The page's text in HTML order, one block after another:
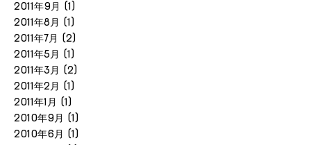
2011年9月 (1)
2011年8月 (1)
2011年7月 (2)
2011年5月 (1)
2011年3月 (2)
2011年2月 (1)
2011年1月 (1)
2010年9月 (1)
2010年6月 (1)